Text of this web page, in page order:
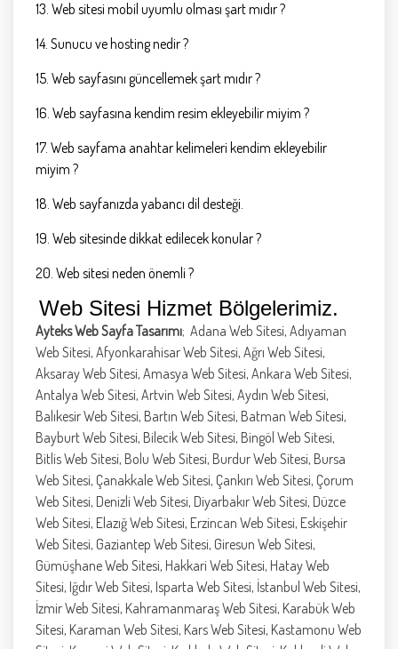
13. Web sitesi mobil uyumlu olması şart mıdır ?
14. Sunucu ve hosting nedir ?
15. Web sayfasını güncellemek şart mıdır ?
16. Web sayfasına kendim resim ekleyebilir miyim ?
17. Web sayfama anahtar kelimeleri kendim ekleyebilir
miyim ?
18. Web sayfanızda yabancı dil desteği.
19. Web sitesinde dikkat edilecek konular ?
20. Web sitesi neden önemli ?
Web Sitesi Hizmet Bölgelerimiz.
Ayteks Web Sayfa Tasarımı; Adana Web Sitesi, Adıyaman
Web Sitesi, Afyonkarahisar Web Sitesi, Ağrı Web Sitesi,
Aksaray Web Sitesi, Amasya Web Sitesi, Ankara Web Sitesi,
Antalya Web Sitesi, Artvin Web Sitesi, Aydın Web Sitesi,
Balıkesir Web Sitesi, Bartın Web Sitesi, Batman Web Sitesi,
Bayburt Web Sitesi, Bilecik Web Sitesi, Bingöl Web Sitesi,
Bitlis Web Sitesi, Bolu Web Sitesi, Burdur Web Sitesi, Bursa
Web Sitesi, Çanakkale Web Sitesi, Çankırı Web Sitesi, Çorum
Web Sitesi, Denizli Web Sitesi, Diyarbakır Web Sitesi, Düzce
Web Sitesi, Elazığ Web Sitesi, Erzincan Web Sitesi, Eskişehir
Web Sitesi, Gaziantep Web Sitesi, Giresun Web Sitesi,
Gümüşhane Web Sitesi, Hakkari Web Sitesi, Hatay Web
Sitesi, Iğdır Web Sitesi, Isparta Web Sitesi, İstanbul Web Sitesi,
İzmir Web Sitesi, Kahramanmaraş Web Sitesi, Karabük Web
Sitesi, Karaman Web Sitesi, Kars Web Sitesi, Kastamonu Web